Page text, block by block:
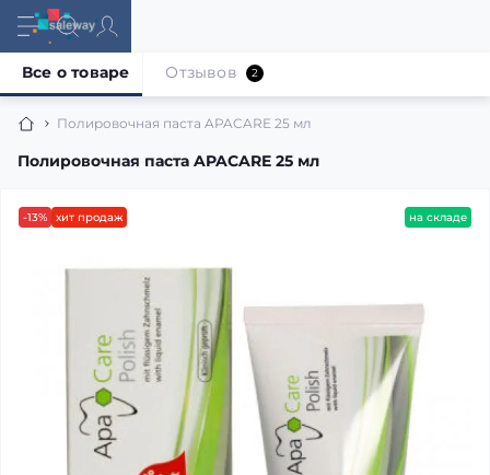
Полировочная паста APACARE 25 мл
Полировочная паста APACARE 25 мл
Все о товаре Отзывов 2
-13% хит продаж на складе